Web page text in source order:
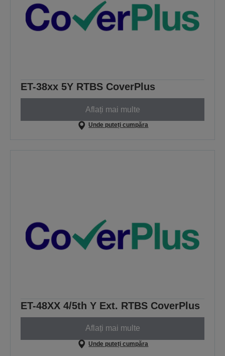
ET-38xx 5Y RTBS CoverPlus
Aflați mai multe
Unde puteți cumpăra
ET-48XX 4/5th Y Ext. RTBS CoverPlus
Aflați mai multe
Unde puteți cumpăra